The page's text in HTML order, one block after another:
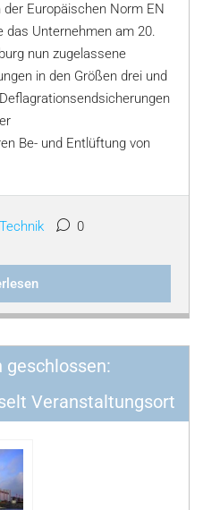
Europäischen Norm EN
das Unternehmen am 20.
nun zugelassene
in den Größen drei und
Be- und Entlüftung von
Technik 0
geschlossen:
Veranstaltungsort